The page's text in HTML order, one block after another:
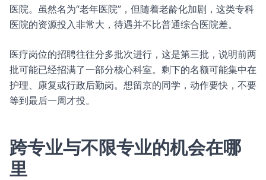
医院。虽然名为“老年医院”，但随着老龄化加剧，这类专科
医院的资源投入非常大，待遇并不比普通综合医院差。
医疗岗位的招聘往往分多批次进行，这是第三批，说明前两
批可能已经招满了一部分核心科室。剩下的名额可能集中在
护理、康复或行政后勤岗。想留京的同学，动作要快，不要
等到最后一周才投。
跨专业与不限专业的机会在哪
里